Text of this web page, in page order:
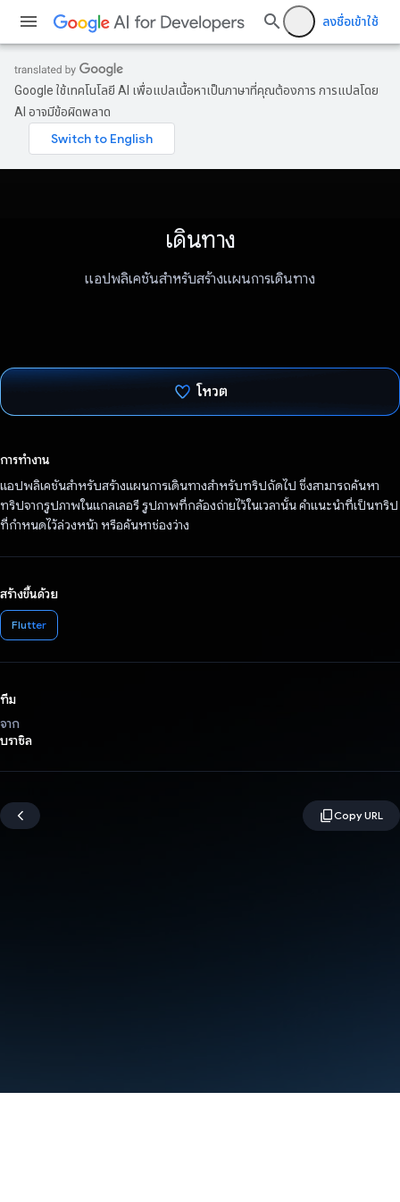
ลงชื่อเข้าใช้
Google ใช้เทคโนโลยี AI เพื่อแปลเนื้อหาเป็นภาษาที่คุณต้องการ การแปลโดย
AI อาจมีข้อผิดพลาด
เดินทาง
แอปพลิเคชันสำหรับสร้างแผนการเดินทาง
โหวต
การทำงาน
แอปพลิเคชันสำหรับสร้างแผนการเดินทางสำหรับทริปถัดไป ซึ่งสามารถค้นหา
ทริปจากรูปภาพในแกลเลอรี รูปภาพที่กล้องถ่ายไว้ในเวลานั้น คำแนะนำที่เป็นทริป
ที่กำหนดไว้ล่วงหน้า หรือค้นหาช่องว่าง
สร้างขึ้นด้วย
Flutter
ทีม
จาก
บราซิล